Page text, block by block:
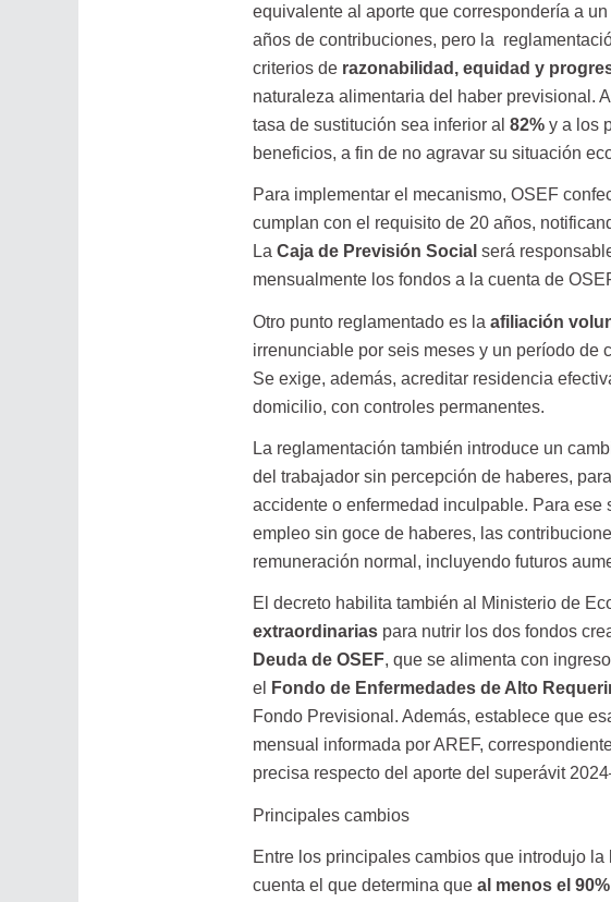
equivalente al aporte que correspondería a
años de contribuciones, pero la
criterios de razonabilidad, equidad y
naturaleza alimentaria del haber previsional.
tasa de sustitución sea inferior al 82%y a los
beneficios, a fin de no agravar su situación
Para implementar el mecanismo, OSEF
cumplan con el requisito de 20 años,
La Caja de Previsión Social será
mensualmente los fondos a la cuenta de
Otro punto reglamentado es la afiliación
irrenunciable por seis meses y un período de
Se exige, además, acreditar residencia
domicilio, con controles permanentes.
La reglamentación también introduce un
del trabajador sin percepción de haberes,
accidente o enfermedad inculpable. Para ese
empleo sin goce de haberes, las
remuneración normal, incluyendo futuros
El decreto habilita también al Ministerio de
extraordinariaspara nutrir los dos fondos
Deuda de OSEF, que se alimenta con
el
Fondo de Enfermedades de Alto
Fondo Previsional. Además, establece que
mensual informada por AREF,
precisa respecto del aporte del superávit
Principales cambios
Entre los principales cambios que introdujo
cuenta el que determina que al menos el